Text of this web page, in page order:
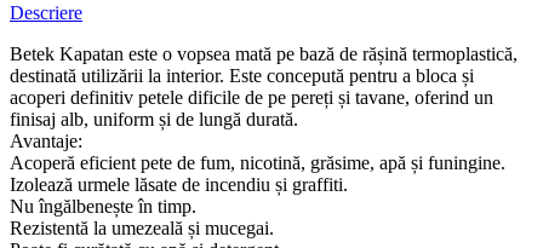
Descriere
Betek Kapatan este o vopsea mată pe bază de rășină termoplastică,
destinată utilizării la interior. Este concepută pentru a bloca și
acoperi definitiv petele dificile de pe pereți și tavane, oferind un
finisaj alb, uniform și de lungă durată.
Avantaje:
Acoperă eficient pete de fum, nicotină, grăsime, apă și funingine.
Izolează urmele lăsate de incendiu și graffiti.
Nu îngălbenește în timp.
Rezistentă la umezeală și mucegai.